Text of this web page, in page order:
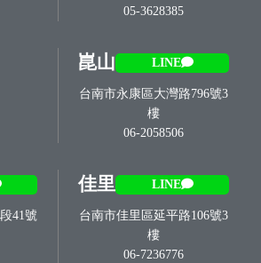
05-3628385
崑山 LINE
台南市永康區大灣路796號3
樓
06-2058506
41號
佳里 LINE
台南市佳里區延平路106號3
樓
06-7236776